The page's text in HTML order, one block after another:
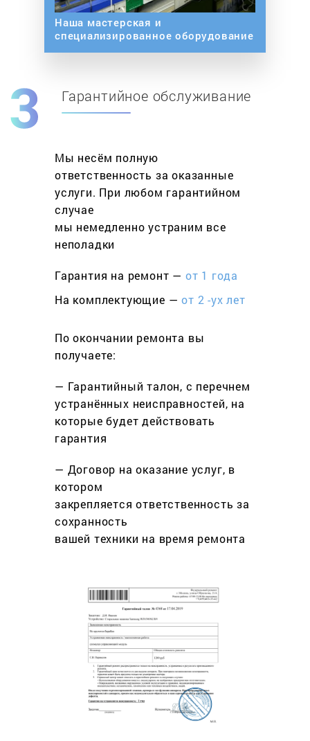
Наша мастерская и
специализированное оборудование
Гарантийное обслуживание
Мы несём полную
ответственность за оказанные
услуги. При любом гарантийном
cлучае
мы немедленно устраним все
неполадки
Гарантия на ремонт — от 1 года
На комплектующие —от 2 -ух лет
По окончании ремонта вы
получаете:
— Гарантийный талон, с перечнем
устранённых неисправностей, на
которые будет действовать
гарантия
— Договор на оказание услуг, в
котором
закрепляется ответственность за
сохранность
вашей техники на время ремонта